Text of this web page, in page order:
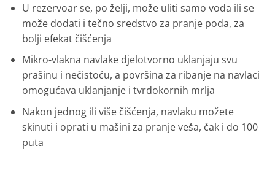
U rezervoar se, po želji, može uliti samo voda ili se
može dodati i tečno sredstvo za pranje poda, za
bolji efekat čišćenja
Mikro-vlakna navlake djelotvorno uklanjaju svu
prašinu i nečistoću, a površina za ribanje na navlaci
omogućava uklanjanje i tvrdokornih mrlja
Nakon jednog ili više čišćenja, navlaku možete
skinuti i oprati u mašini za pranje veša, čak i do 100
puta